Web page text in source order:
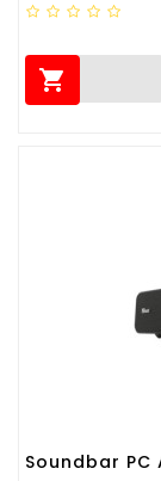

Soundbar PC